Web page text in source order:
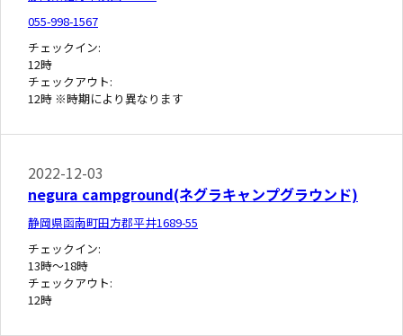
055-998-1567
チェックイン:
12時
チェックアウト:
12時 ※時期により異なります
2022-12-03
negura campground(ネグラキャンプグラウンド)
静岡県函南町田方郡平井1689-55
チェックイン:
13時～18時
チェックアウト:
12時